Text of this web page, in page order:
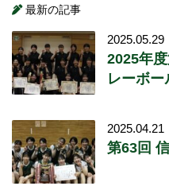
最新の記事
2025.05.29
2025年
レーボ
2025.04.21
第63回